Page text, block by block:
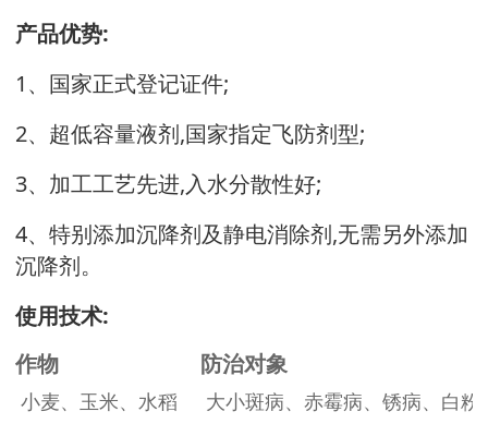
产品优势:
1、国家正式登记证件;
2、超低容量液剂,国家指定飞防剂型;
3、加工工艺先进,入水分散性好;
4、特别添加沉降剂及静电消除剂,无需另外添加
沉降剂。
使用技术:
作物 防治对象
小麦、玉米、水稻 大小斑病、赤霉病、锈病、白